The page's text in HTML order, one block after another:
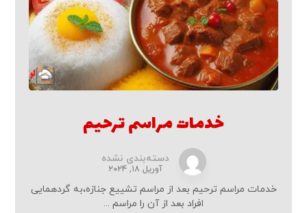
خدمات مراسم ترحیم
دسته‌بندی نشده
آوریل ۱۸, ۲۰۲۴
خدمات مراسم ترحیم بعد از مراسم تشییع جنازه،به گردهمایی
افراد بعد از آن را مراسم ...